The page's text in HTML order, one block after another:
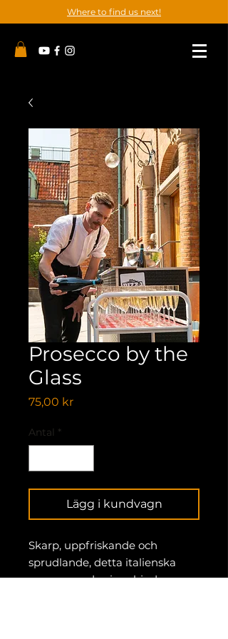
Where to find us next!
Prosecco by the
Glass
75,00 krPris
Antal *
Lägg i kundvagn
Skarp, uppfriskande och
sprudlande, detta italienska
mousserande vin erbjuder